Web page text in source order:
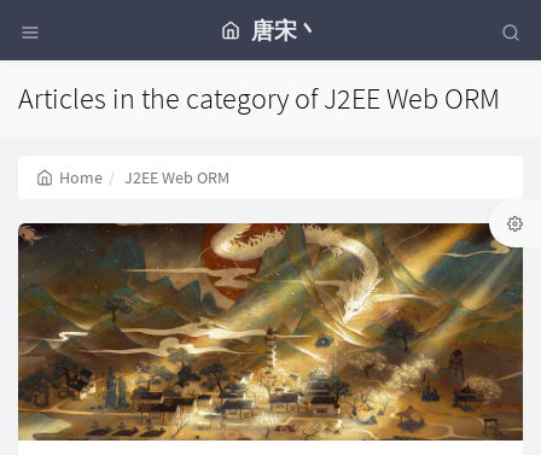
唐宋丶
Articles in the category of J2EE Web ORM
Home J2EE Web ORM